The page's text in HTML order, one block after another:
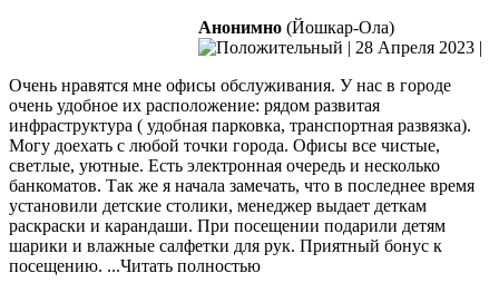
Анонимно (Йошкар-Ола)
| 28 Апреля 2023 |
Очень нравятся мне офисы обслуживания. У нас в городе
очень удобное их расположение: рядом развитая
инфраструктура ( удобная парковка, транспортная развязка).
Могу доехать с любой точки города. Офисы все чистые,
светлые, уютные. Есть электронная очередь и несколько
банкоматов. Так же я начала замечать, что в последнее время
установили детские столики, менеджер выдает деткам
раскраски и карандаши. При посещении подарили детям
шарики и влажные салфетки для рук. Приятный бонус к
посещению. ...Читать полностью